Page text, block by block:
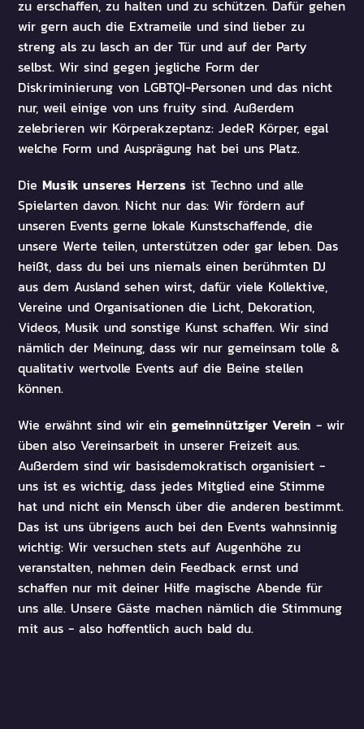
zu erschaffen, zu halten und zu schützen. Dafür gehen
wir gern auch die Extrameile und sind lieber zu
streng als zu lasch an der Tür und auf der Party
selbst. Wir sind gegen jegliche Form der
Diskriminierung von LGBTQI-Personen und das nicht
nur, weil einige von uns fruity sind. Außerdem
zelebrieren wir Körperakzeptanz: JedeR Körper, egal
welche Form und Ausprägung hat bei uns Platz.
DieMusik unseres Herzens ist Techno und alle
Spielarten davon. Nicht nur das: Wir fördern auf
unseren Events gerne lokale Kunstschaffende, die
unsere Werte teilen, unterstützen oder gar leben. Das
heißt, dass du bei uns niemals einen berühmten DJ
aus dem Ausland sehen wirst, dafür viele Kollektive,
Vereine und Organisationen die Licht, Dekoration,
Videos, Musik und sonstige Kunst schaffen. Wir sind
nämlich der Meinung, dass wir nur gemeinsam tolle &
qualitativ wertvolle Events auf die Beine stellen
können.
Wie erwähnt sind wir eingemeinnütziger Verein - wir
üben also Vereinsarbeit in unserer Freizeit aus.
Außerdem sind wir basisdemokratisch organisiert -
uns ist es wichtig, dass jedes Mitglied eine Stimme
hat und nicht ein Mensch über die anderen bestimmt.
Das ist uns übrigens auch bei den Events wahnsinnig
wichtig: Wir versuchen stets auf Augenhöhe zu
veranstalten, nehmen dein Feedback ernst und
schaffen nur mit deiner Hilfe magische Abende für
uns alle. Unsere Gäste machen nämlich die Stimmung
mit aus - also hoffentlich auch bald du.